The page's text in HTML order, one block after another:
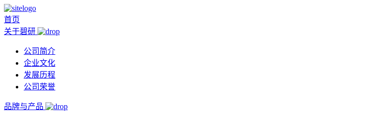
首页
关于碧研
公司简介
企业文化
发展历程
公司荣誉
品牌与产品